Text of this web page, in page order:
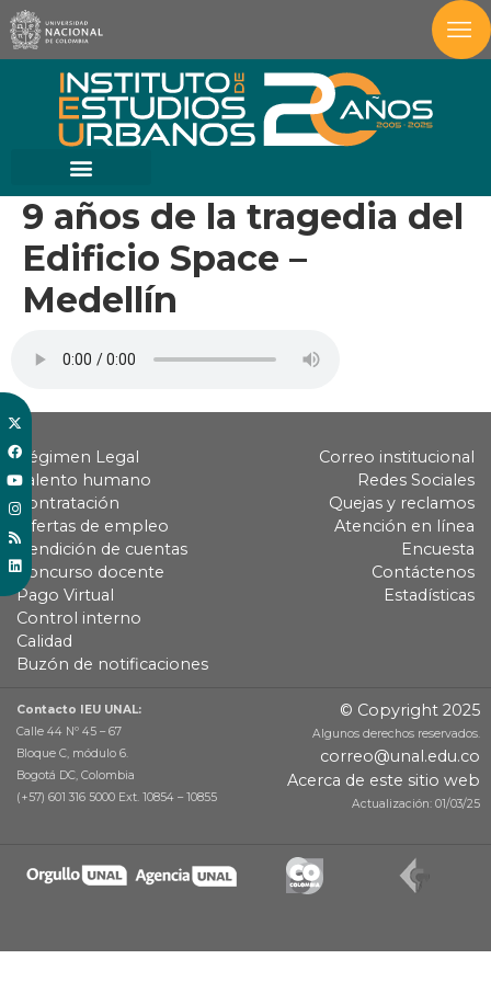
9 años de la tragedia del
Edificio Space –
Medellín
Régimen Legal
Talento humano
Contratación
Ofertas de empleo
Rendición de cuentas
Concurso docente
Pago Virtual
Control interno
Calidad
Buzón de notificaciones
Correo institucional
Redes Sociales
Quejas y reclamos
Atención en línea
Encuesta
Contáctenos
Estadísticas
Contacto IEU UNAL:
Calle 44 Nº 45 – 67
Bloque C, módulo 6.
Bogotá DC, Colombia
(+57) 601 316 5000 Ext. 10854 – 10855
© Copyright 2025
Algunos derechos reservados.
correo@unal.edu.co
Acerca de este sitio web
Actualización: 01/03/25